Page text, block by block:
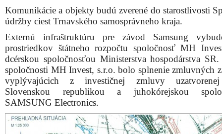
Komunikácie a objekty budú zverené do starostlivosti
údržby ciest Trnavského samosprávneho kraja.
Externú infraštruktúru pre závod Samsung
prostriedkov štátneho rozpočtu spoločnosť MH
dcérskou spoločnosťou Ministerstva hospodárstva
spoločnosti MH Invest, s.r.o. bolo splnenie zmluvných
vyplývajúcich z investičnej zmluvy
Slovenskou republikou a juhokórejskou
SAMSUNG Electronics.